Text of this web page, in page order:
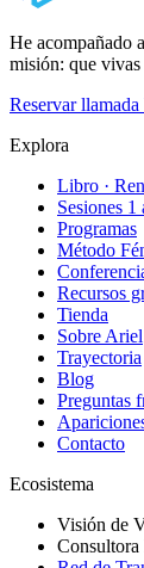
He acompañado
misión: que vivas
Reservar llamada
Explora
Libro ·
Sesiones 1
Programas
Método
Recursos
Tienda
Sobre Ariel
Trayectoria
Blog
Preguntas
Contacto
Ecosistema
Visión de